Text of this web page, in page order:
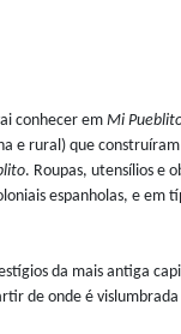
conhecer em Mi
e rural) que
. Roupas, utensílios e
espanholas, e em
da mais antiga
de onde é